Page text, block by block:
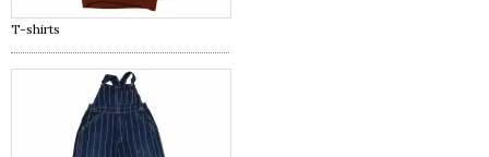
T-shirts